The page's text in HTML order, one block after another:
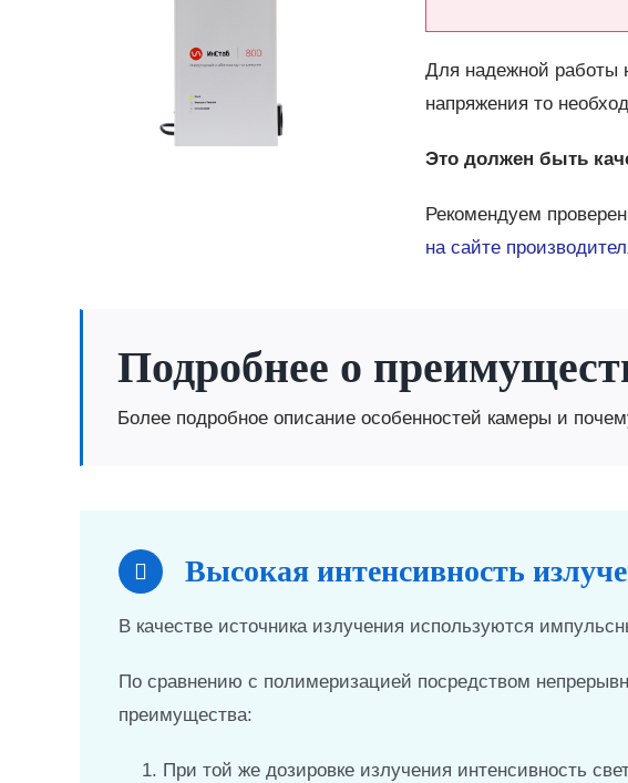
Для надежной работы
напряжения то
Это должен быть
Рекомендуем
на сайте
Подробнее о
Более подробное описание особенностей камеры и
Высокая интенсивность
В качестве источника излучения используются
По сравнению с полимеризацией посредством
преимущества:
При той же дозировке излучения интенсивность